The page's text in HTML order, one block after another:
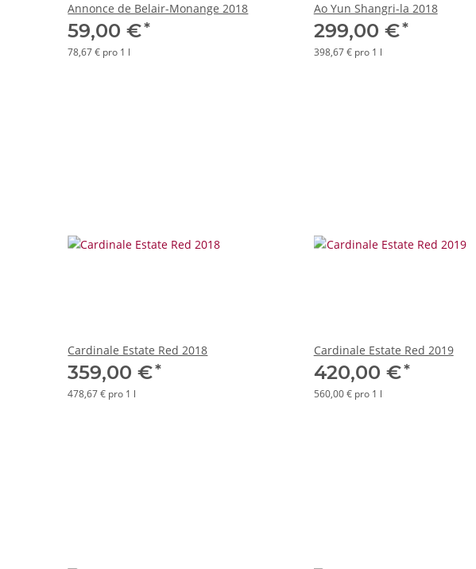
Annonce de Belair-Monange 2018
59,00 €*
78,67 € pro 1 l
Ao Yun Shangri-la 2018
299,00 €*
398,67 € pro 1 l
Cardinale Estate Red 2018
359,00 €*
478,67 € pro 1 l
Cardinale Estate Red 2019
420,00 €*
560,00 € pro 1 l